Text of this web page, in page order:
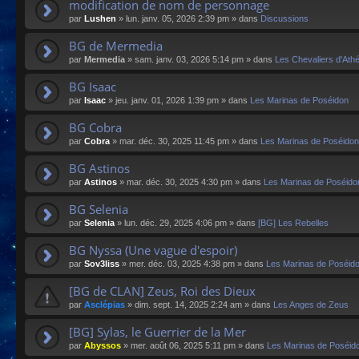
modification de nom de personnage
par Lushen » lun. janv. 05, 2026 2:39 pm » dans Discussions
BG de Mermedia
par Mermedia » sam. janv. 03, 2026 5:14 pm » dans Les Chevaliers
BG Isaac
par Isaac » jeu. janv. 01, 2026 1:39 pm » dans Les Marinas de Poséidon
BG Cobra
par Cobra» mar. déc. 30, 2025 11:45 pm » dans Les Marinas de Poséidon
BG Astinos
par Astinos » mar. déc. 30, 2025 4:30 pm » dans Les Marinas de
BG Selenia
par Selenia» lun. déc. 29, 2025 4:06 pm » dans [BG] Les Rebelles
BG Nyssa (Une vague d'espoir)
par Sov3liss » mer. déc. 03, 2025 4:38 pm » dans Les Marinas de
[BG de CLAN] Zeus, Roi des Dieux
par Asclépias » dim. sept. 14, 2025 2:24 am » dans Les Anges de Zeus
[BG] Sylas, le Guerrier de la Mer
par Abyssos » mer. août 06, 2025 5:11 pm » dans Les Marinas de